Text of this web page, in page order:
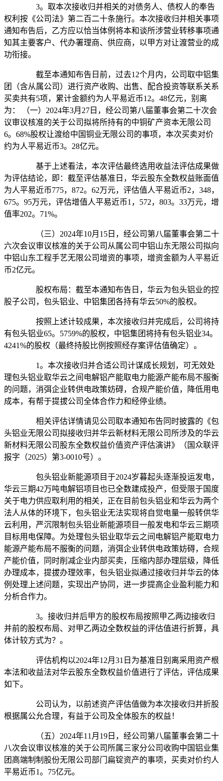
3。取本次接收归并相关的对债务人、债权人的奉告
权利按《公司法》第二百二十条施行。本次接收归并相关事项
通知布告后，乙方应以恰当体例将本和谈所涉营业转移事项通
知其主要客户、代办署理商、供应商，以甲方对让渡营业的成
功衔接。
截至本通知布告日前，过去12个月内，公司取中铝集
团（含从属公司）进行资产收购、出售、配合投资等联系关系
买卖共有5项，累计金额约为人平易近币12。48亿元，别离
为： （一）2024年3月27日，经公司第八届董事会第二十次会
议审议核准的关于公司拟将所持有的中铜矿产资本无限公司
6。68%股权让渡给中国铜业无限公司的事项，本次买卖对价
约为人平易近币3。28亿元。
基于上述看法，本次评估最终选用收益法评估成果做
为评估结论，即：截至评估基准日，华云股东全数权益账面值
为人平易近币775，872。62万元，评估值人平易近币2，348，
675。95万元，评估增值人平易近币1，572，803。33万元，增
值率202。71%。
（三）2024年10月15日，经公司第八届董事会第二十
六次会议审议核准的关于公司从属公司中铝山东无限公司拟向
中铝山东工程手艺无限公司增资的事项，增资金额为人平易近
币2亿元。
股权布局：截至本通知布告日，华云为包头铝业的控
股子公司，包头铝业、中铝集团各持有华云50%的股权。
按照上述计较成果，本次接收归并完成后，公司将持
有包头铝业65。5759%的股权，中铝集团将持有包头铝业34。
4241%的股权（最终持股比例按照经存案评估值确定）。
1。本次接收归并合适公司计谋成长规划，可无效处
理包头铝业取华云之间电解铝产能取电力能源产能布局不服衡
的问题，消弭企业转供电政策妨碍，合规产能价值，降低用电
成本，有帮于提拔公司全体合作力和经停业绩。
相关评估详情请见公司取本通知布告同时披露的《包
头铝业无限公司拟接收归并华云新材料无限公司所涉及的华云
新材料无限公司股东全数权益价值资产评估演讲》（国众联评
报字（2025）第3-0010号）。
包头铝业新能源项目于2024岁暮起头逐渐投运发电，
华云三期42万吨电解铝项目也已全数建成投产，但受限于国度
关于电力供应取利用的相关，正在目前包头铝业和华云为两个
法人从体的环境下，包头铝业无法实现将自觉电量一般转供华
云利用，严沉限制包头铝业新能源项目一般发电和华云三期项
目标用电保障。为处理包头铝业取华云之间电解铝产能取电力
能源产能布局不服衡的问题，消弭企业转供电政策妨碍，合规
产能价值，同时削减企业内部买卖，压缩内部办理层级，降低
办理成本，提拔办理效率，包头铝业拟通过接收归并华云的体
例处理上述问题，实现出产协同，进一步提高企业盈利能力和
分析合作力。
3。接收归并后甲方的股权布局按照甲乙两边接收归
并前的股权布局、对甲乙两边全数权益的评估值进行折算，具
体计较方式为？。
评估机构以2024年12月31日为基准日别离采用资产根
本法和收益法对华云股东全数权益价值进行了评估，评估成果
如下。
公司认为，以前述资产评估值做为本次接收归并折股
根据属公允合理，有益于公司及全体股东的权益！
（五）2024年11月19日，经公司第八届董事会第二十
八次会议审议核准的关于公司所属三家分公司收购中国铝业集
团高端制制股份无限公司部门扁锭资产的事项，买卖对价约人
平易近币1。75亿元。